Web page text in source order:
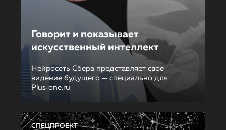
Говорит и показывает
искусственный интеллект
Нейросеть Сбера представляет свое
видение будущего — специально для
Plus‑one.ru
СПЕЦПРОЕКТ